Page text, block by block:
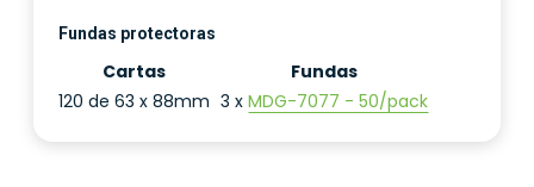
Fundas protectoras
Cartas
Fundas
120 de 63 x 88mm 3 xMDG-7077 - 50/pack